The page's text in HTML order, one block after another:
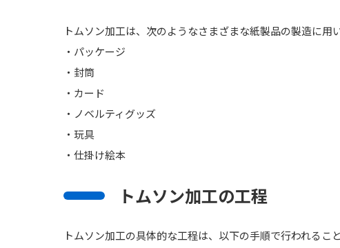
トムソン加工は、次のようなさまざまな紙製品の製造に用
・パッケージ
・封筒
・カード
・ノベルティグッズ
・玩具
・仕掛け絵本
トムソン加工の工程
トムソン加工の具体的な工程は、以下の手順で行われるこ